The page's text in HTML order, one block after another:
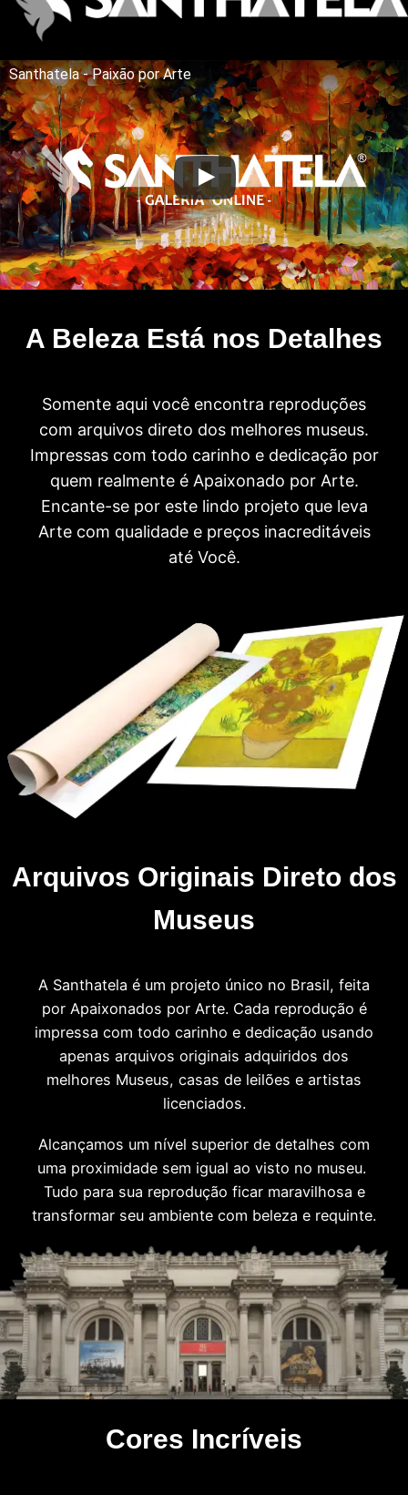
Santhatela - Paixão por Arte
A Beleza Está nos Detalhes
Somente aqui você encontra reproduções
com arquivos direto dos melhores museus.
Impressas com todo carinho e dedicação por
quem realmente é Apaixonado por Arte.
Encante-se por este lindo projeto que leva
Arte com qualidade e preços inacreditáveis
até Você.
Arquivos Originais Direto dos
Museus
A Santhatela é um projeto único no Brasil, feita
por Apaixonados por Arte. Cada reprodução é
impressa com todo carinho e dedicação usando
apenas arquivos originais adquiridos dos
melhores Museus, casas de leilões e artistas
licenciados.
Alcançamos um nível superior de detalhes com
uma proximidade sem igual ao visto no museu.
Tudo para sua reprodução ficar maravilhosa e
transformar seu ambiente com beleza e requinte.
Cores Incríveis